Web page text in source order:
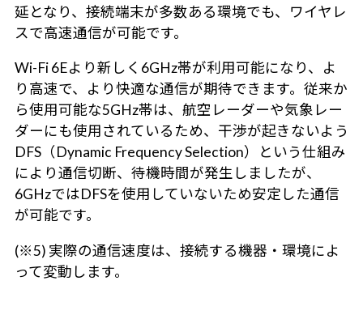
延となり、接続端末が多数ある環境でも、ワイヤレ
スで高速通信が可能です。
Wi-Fi 6Eより新しく6GHz帯が利用可能になり、よ
り高速で、より快適な通信が期待できます。従来か
ら使用可能な5GHz帯は、航空レーダーや気象レー
ダーにも使用されているため、干渉が起きないよう
DFS（Dynamic Frequency Selection）という仕組み
により通信切断、待機時間が発生しましたが、
6GHzではDFSを使用していないため安定した通信
が可能です。
(※5) 実際の通信速度は、接続する機器・環境によ
って変動します。